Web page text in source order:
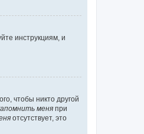
инструкциям, и
чтобы никто другой
меня при
отсутствует, это